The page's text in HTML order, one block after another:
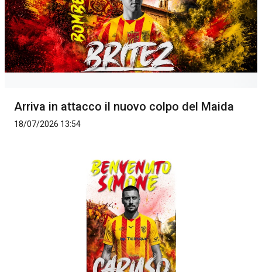
Arriva in attacco il nuovo colpo del Maida
18/07/2026 13:54